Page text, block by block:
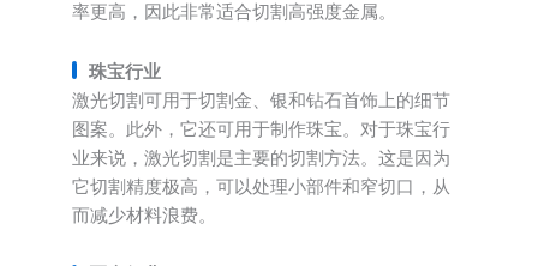
率更高，因此非常适合切割高强度金属。
珠宝行业
激光切割可用于切割金、银和钻石首饰上的细节
图案。此外，它还可用于制作珠宝。对于珠宝行
业来说，激光切割是主要的切割方法。这是因为
它切割精度极高，可以处理小部件和窄切口，从
而减少材料浪费。